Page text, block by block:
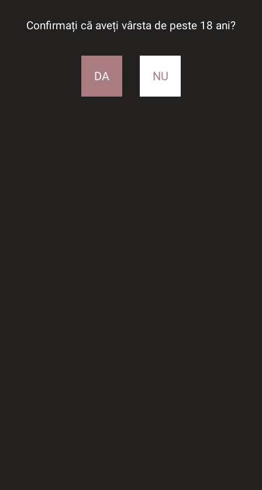
Confirmați că aveți vârsta de peste 18 ani?
DA NU